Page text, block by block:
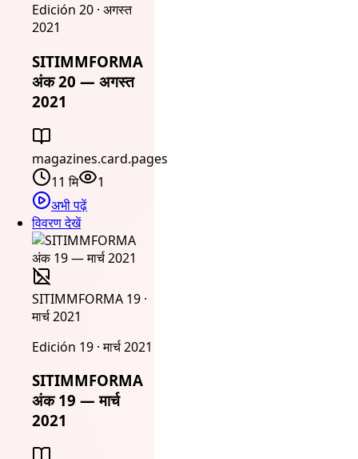
Edición 20 · अगस्त
2021
SITIMMFORMA
अंक 20 — अगस्त
2021
magazines.card.pages
11 मि
1
अभी पढ़ें
विवरण देखें
SITIMMFORMA 19 ·
मार्च 2021
Edición 19 · मार्च 2021
SITIMMFORMA
अंक 19 — मार्च
2021